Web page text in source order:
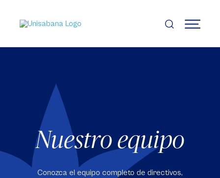
contenido
principal
MENÚ
Nuestro equipo
Conozca el equipo completo de directivos,